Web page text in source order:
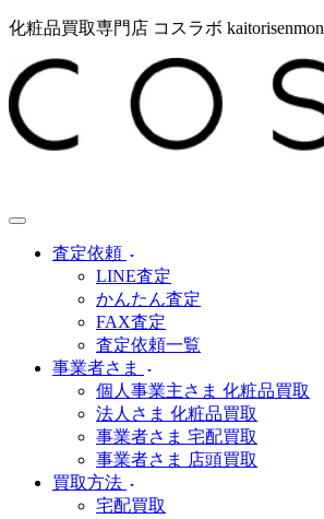
化粧品買取専門店 コスラボ kaitorisenmon
査定依頼
LINE査定
かんたん査定
FAX査定
査定依頼一覧
事業者さま
個人事業主さま 化粧品買取
法人さま 化粧品買取
事業者さま 宅配買取
事業者さま 店頭買取
買取方法
宅配買取